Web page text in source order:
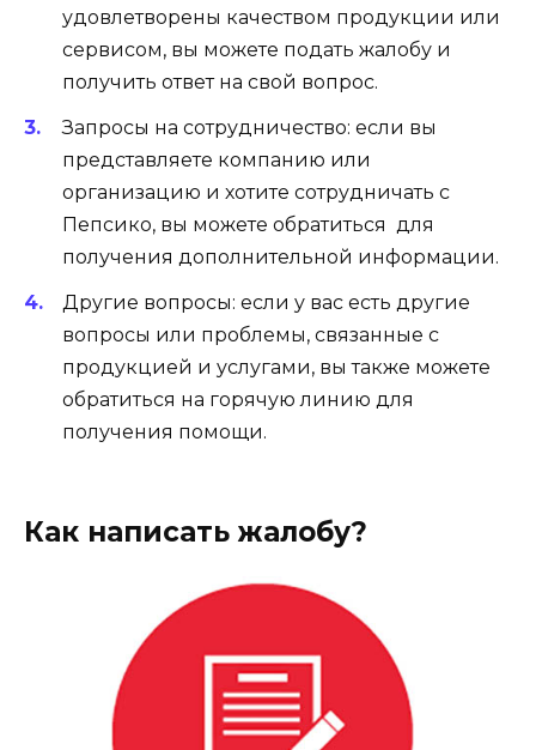
удовлетворены качеством продукции или
сервисом, вы можете подать жалобу и
получить ответ на свой вопрос.
Запросы на сотрудничество: если вы
представляете компанию или
организацию и хотите сотрудничать с
Пепсико, вы можете обратиться для
получения дополнительной информации.
Другие вопросы: если у вас есть другие
вопросы или проблемы, связанные с
продукцией и услугами, вы также можете
обратиться на горячую линию для
получения помощи.
Как написать жалобу?